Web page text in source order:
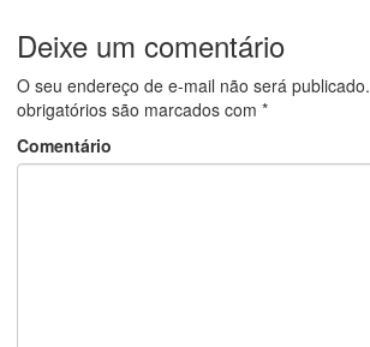
Deixe um comentário
O seu endereço de e-mail não será publicado.
obrigatórios são marcados com *
Comentário